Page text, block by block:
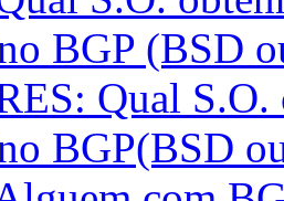
BGP (BSD
Qual S.O.
BGP(BSD